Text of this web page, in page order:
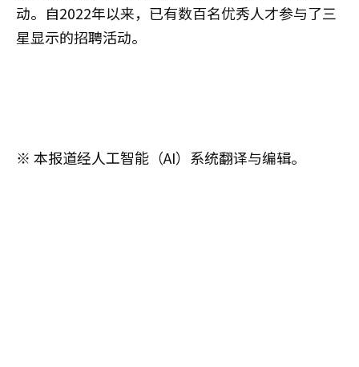
动。自2022年以来，已有数百名优秀人才参与了三
星显示的招聘活动。
※ 本报道经人工智能（AI）系统翻译与编辑。